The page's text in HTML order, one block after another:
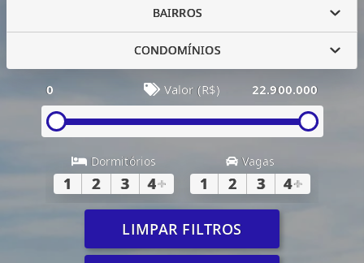
BAIRROS
CONDOMÍNIOS
0 Valor (R$) 22.900.000
Dormitórios
1 2 3 4+
Vagas
1 2 3 4+
LIMPAR FILTROS